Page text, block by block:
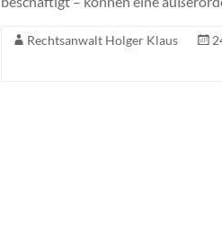
Rechtsanwalt Holger Klaus